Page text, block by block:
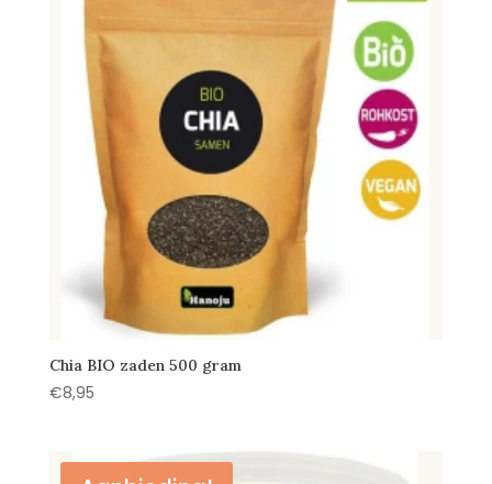
Chia BIO zaden 500 gram
€8,95